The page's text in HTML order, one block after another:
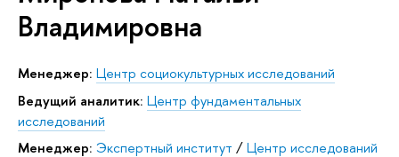
Владимировна
Менеджер: Центр социокультурных исследований
Ведущий аналитик: Центр фундаментальных
исследований
Менеджер: Экспертный институт /Центр исследований